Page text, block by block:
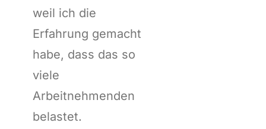
weil ich die
Erfahrung gemacht
habe, dass das so
viele
Arbeitnehmenden
belastet.